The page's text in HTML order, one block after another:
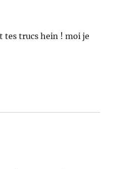
tes trucs hein ! moi je